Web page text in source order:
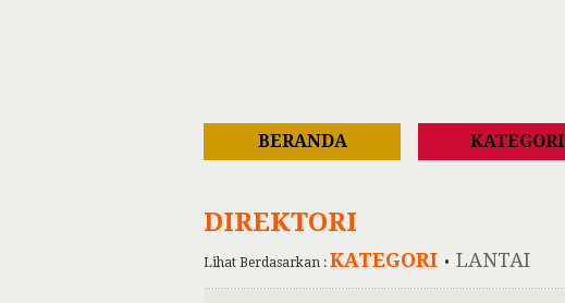
BERANDA KATEGORI
DIREKTORI
Lihat Berdasarkan : KATEGORI • LANTAI